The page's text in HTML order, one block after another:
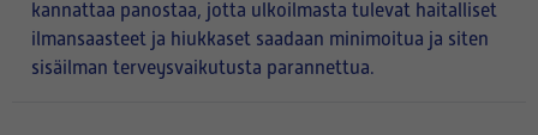
kannattaa panostaa, jotta ulkoilmasta tulevat haitalliset
ilmansaasteet ja hiukkaset saadaan minimoitua ja siten
sisäilman terveysvaikutusta parannettua.